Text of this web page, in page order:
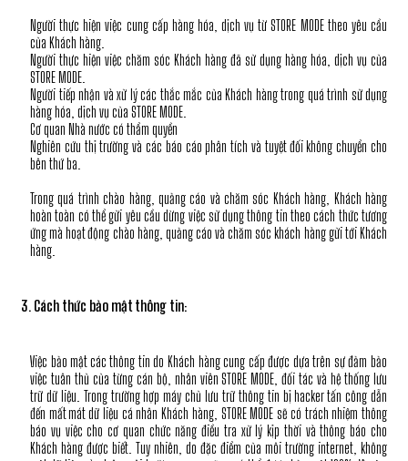
Người thực hiện việc cung cấp hàng hóa, dịch vụ từ STORE MODE theo yêu cầu
của Khách hàng.
Người thực hiện việc chăm sóc Khách hàng đã sử dụng hàng hóa, dịch vụ của
STORE MODE.
Người tiếp nhận và xử lý các thắc mắc của Khách hàng trong quá trình sử dụng
hàng hóa, dịch vụ của STORE MODE.
Cơ quan Nhà nước có thẩm quyền
Nghiên cứu thị trường và các báo cáo phân tích và tuyệt đối không chuyển cho
bên thứ ba.
Trong quá trình chào hàng, quảng cáo và chăm sóc Khách hàng, Khách hàng
hoàn toàn có thể gửi yêu cầu dừng việc sử dụng thông tin theo cách thức tương
ứng mà hoạt động chào hàng, quảng cáo và chăm sóc khách hàng gửi tới Khách
hàng.
3. Cách thức bảo mật thông tin:
Việc bảo mật các thông tin do Khách hàng cung cấp được dựa trên sự đảm bảo
việc tuân thủ của từng cán bộ, nhân viên STORE MODE, đối tác và hệ thống lưu
trữ dữ liệu. Trong trường hợp máy chủ lưu trữ thông tin bị hacker tấn công dẫn
đến mất mát dữ liệu cá nhân Khách hàng, STORE MODE sẽ có trách nhiệm thông
báo vụ việc cho cơ quan chức năng điều tra xử lý kịp thời và thông báo cho
Khách hàng được biết. Tuy nhiên, do đặc điểm của môi trường internet, không